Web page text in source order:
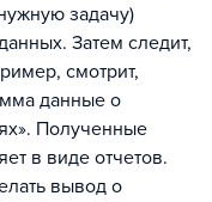
задачу)
Затем следит,
смотрит,
данные о
Полученные
в виде отчетов.
вывод о